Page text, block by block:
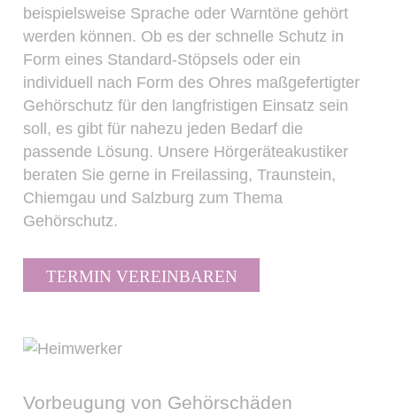
beispielsweise Sprache oder Warntöne gehört
werden können. Ob es der schnelle Schutz in
Form eines Standard-Stöpsels oder ein
individuell nach Form des Ohres maßgefertigter
Gehörschutz für den langfristigen Einsatz sein
soll, es gibt für nahezu jeden Bedarf die
passende Lösung. Unsere Hörgeräteakustiker
beraten Sie gerne in Freilassing, Traunstein,
Chiemgau und Salzburg zum Thema
Gehörschutz.
TERMIN VEREINBAREN
Vorbeugung von Gehörschäden